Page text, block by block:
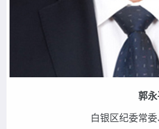
郭永
白银区纪委常委